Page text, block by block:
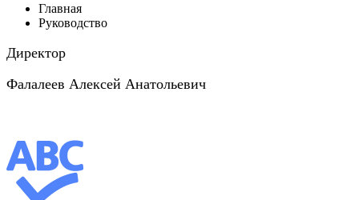
Главная
Руководство
Директор
Фалалеев Алексей Анатольевич